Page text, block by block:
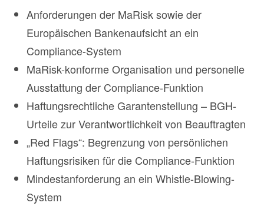
Anforderungen der MaRisk sowie der
Europäischen Bankenaufsicht an ein
Compliance-System
MaRisk-konforme Organisation und personelle
Ausstattung der Compliance-Funktion
Haftungsrechtliche Garantenstellung – BGH-
Urteile zur Verantwortlichkeit von Beauftragten
„Red Flags“: Begrenzung von persönlichen
Haftungsrisiken für die Compliance-Funktion
Mindestanforderung an ein Whistle-Blowing-
System